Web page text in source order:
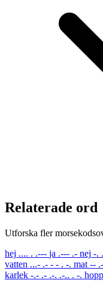
Relaterade ord
Utforska fler
hej .... . .--- ja .--- .- nej -.
vatten ...- .- - - . -. mat --
karlek -.- .- .-. .-.. . -. hopp